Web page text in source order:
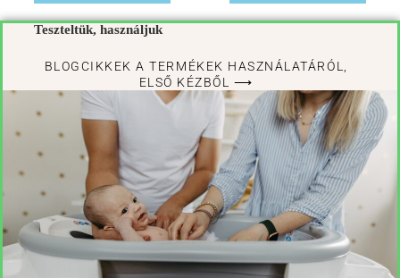
Teszteltük, használjuk
BLOGCIKKEK A TERMÉKEK HASZNÁLATÁRÓL,
ELSŐ KÉZBŐL ⟶